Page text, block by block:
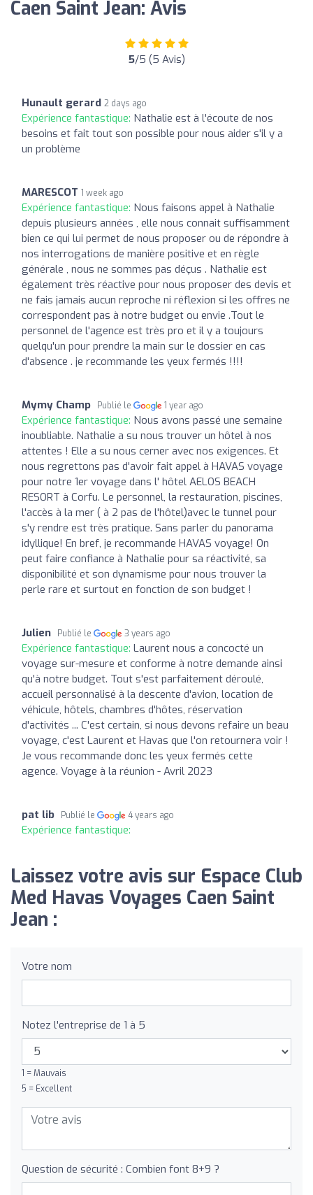
Caen Saint Jean: Avis
5/5 (5 Avis)
Hunault gerard 2 days ago
Expérience fantastique: Nathalie est à l'écoute de nos
besoins et fait tout son possible pour nous aider s'il y a
un problème
MARESCOT 1 week ago
Expérience fantastique: Nous faisons appel à Nathalie
depuis plusieurs années , elle nous connait suffisamment
bien ce qui lui permet de nous proposer ou de répondre à
nos interrogations de manière positive et en règle
générale , nous ne sommes pas déçus . Nathalie est
également très réactive pour nous proposer des devis et
ne fais jamais aucun reproche ni réflexion si les offres ne
correspondent pas à notre budget ou envie .Tout le
personnel de l'agence est très pro et il y a toujours
quelqu'un pour prendre la main sur le dossier en cas
d'absence . je recommande les yeux fermés !!!!
Mymy Champ Publié le 1 year ago
Expérience fantastique: Nous avons passé une semaine
inoubliable. Nathalie a su nous trouver un hôtel à nos
attentes ! Elle a su nous cerner avec nos exigences. Et
nous regrettons pas d'avoir fait appel à HAVAS voyage
pour notre 1er voyage dans l' hôtel AELOS BEACH
RESORT à Corfu. Le personnel, la restauration, piscines,
l'accès à la mer ( à 2 pas de l'hôtel)avec le tunnel pour
s'y rendre est très pratique. Sans parler du panorama
idyllique! En bref, je recommande HAVAS voyage! On
peut faire confiance à Nathalie pour sa réactivité, sa
disponibilité et son dynamisme pour nous trouver la
perle rare et surtout en fonction de son budget !
Julien Publié le 3 years ago
Expérience fantastique: Laurent nous a concocté un
voyage sur-mesure et conforme à notre demande ainsi
qu'à notre budget. Tout s'est parfaitement déroulé,
accueil personnalisé à la descente d'avion, location de
véhicule, hôtels, chambres d'hôtes, réservation
d'activités ... C'est certain, si nous devons refaire un beau
voyage, c'est Laurent et Havas que l'on retournera voir !
Je vous recommande donc les yeux fermés cette
agence. Voyage à la réunion - Avril 2023
pat lib Publié le 4 years ago
Expérience fantastique:
Laissez votre avis sur Espace Club
Med Havas Voyages Caen Saint
Jean :
Votre nom
Notez l'entreprise de 1 à 5
1 = Mauvais
5 = Excellent
Question de sécurité : Combien font 8+9 ?